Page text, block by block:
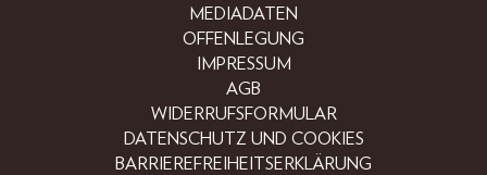
MEDIADATEN
OFFENLEGUNG
IMPRESSUM
AGB
WIDERRUFSFORMULAR
DATENSCHUTZ UND COOKIES
BARRIEREFREIHEITSERKLÄRUNG